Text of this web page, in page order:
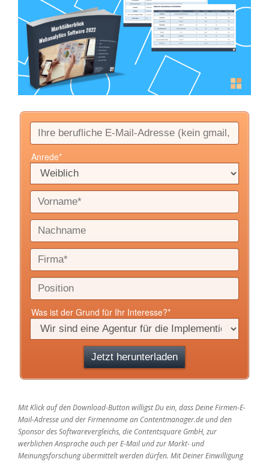
Mit Klick auf den Download-Button willigst Du ein, dass Deine Firmen-E-
Mail-Adresse und der Firmenname an Contentmanager.de und den
Sponsor des Softwarevergleichs, die Contentsquare GmbH, zur
werblichen Ansprache auch per E-Mail und zur Markt- und
Meinungsforschung übermittelt werden dürfen. Mit Deiner Einwilligung